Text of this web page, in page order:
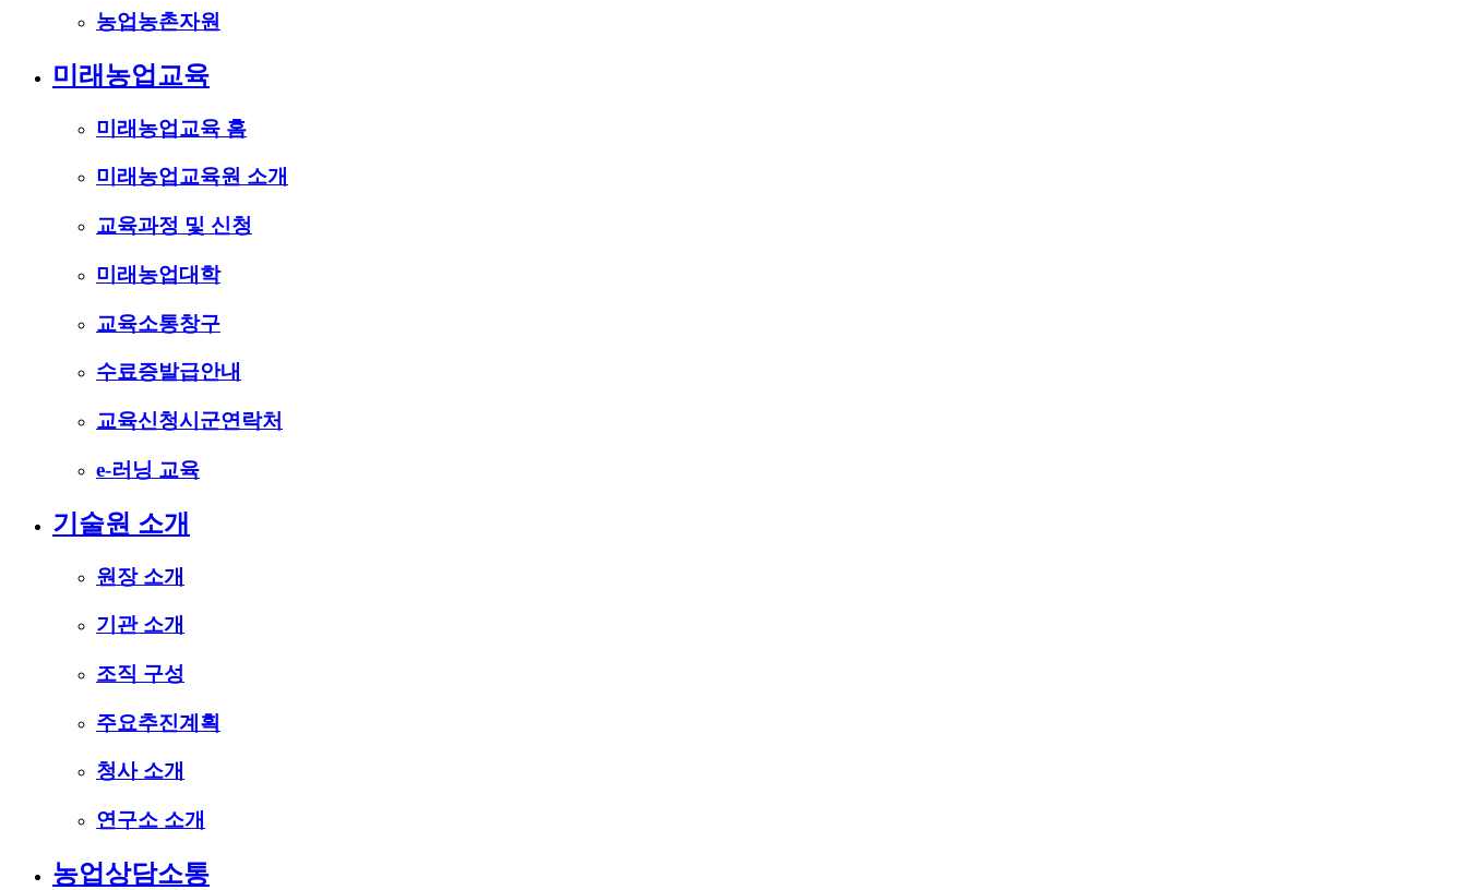
농업농촌자원
미래농업교육
미래농업교육 홈
미래농업교육원 소개
교육과정 및 신청
미래농업대학
교육소통창구
수료증발급안내
교육신청시군연락처
e-러닝 교육
기술원 소개
원장 소개
기관 소개
조직 구성
주요추진계획
청사 소개
연구소 소개
농업상담소통